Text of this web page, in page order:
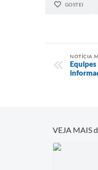
GOSTEI
NOTÍCIA
VEJA MAIS